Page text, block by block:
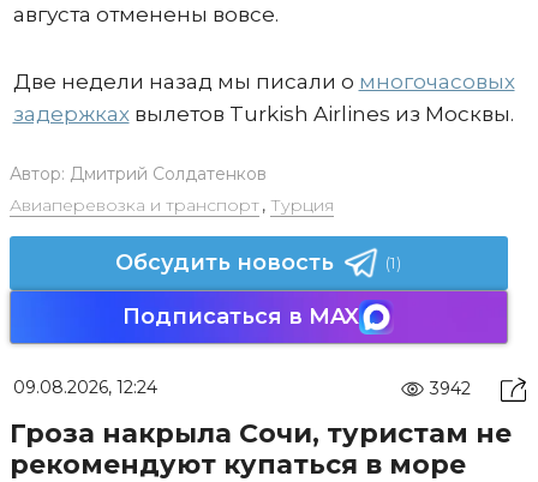
августа отменены вовсе.
Две недели назад мы писали о многочасовых
задержкахвылетов Turkish Airlines из Москвы.
Автор: Дмитрий Солдатенков
Авиаперевозка и транспорт, Турция
Обсудить новость (1)
Подписаться в MAX
09.08.2026, 12:24 3942
Гроза накрыла Сочи, туристам не
рекомендуют купаться в море